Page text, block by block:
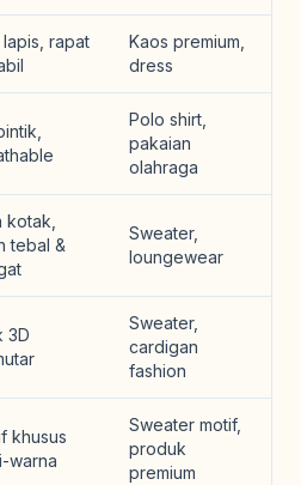
lapis, rapat
Kaos premium,
dress
Polo shirt,
pakaian
olahraga
kotak,
tebal &
Sweater,
loungewear
3D
Sweater,
cardigan
fashion
khusus
warna
Sweater motif,
produk
premium